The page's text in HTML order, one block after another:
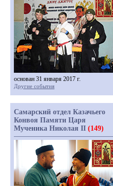
основан 31 января 2017 г.
Другие события
Самарский отдел Казачьего
Конвоя Памяти Царя
Мученика Николая II (149)